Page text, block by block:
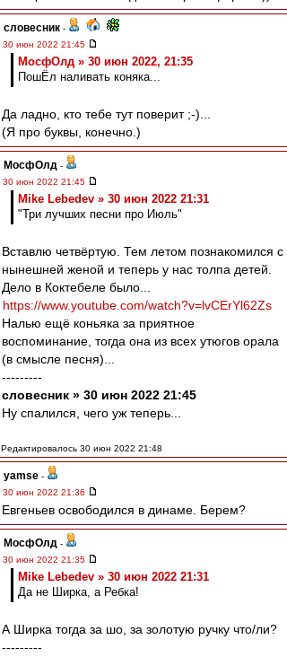
словесник -
30 июн 2022 21:45
МосфОлд » 30 июн 2022, 21:35
ПошЁл наливать коняка...
Да ладно, кто тебе тут поверит ;-)...
(Я про буквы, конечно.)
МосфОлд -
30 июн 2022 21:45
Mike Lebedev » 30 июн 2022 21:31
"Три лучших песни про Июль"
Вставлю четвёртую. Тем летом познакомился с
нынешней женой и теперь у нас толпа детей.
Дело в Коктебеле было...
https://www.youtube.com/watch?v=lvCErYl62Zs
Налью ещё коньяка за приятное
воспоминание, тогда она из всех утюгов орала
(в смысле песня)...
---------
словесник » 30 июн 2022 21:45
Ну спалился, чего уж теперь...
Редактировалось 30 июн 2022 21:48
yamse -
30 июн 2022 21:36
Евгеньев освободился в динаме. Берем?
МосфОлд -
30 июн 2022 21:35
Mike Lebedev » 30 июн 2022 21:31
Да не Ширка, а Ребка!
А Ширка тогда за шо, за золотую ручку что/ли?
---------